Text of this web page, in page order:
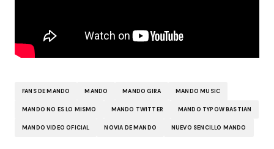
FANS DE MANDO MANDO MANDO GIRA MANDO MUSIC
MANDO NO ES LO MISMO MANDO TWITTER MANDO TYPOW BASTIAN
MANDO VIDEO OFICIAL NOVIA DE MANDO NUEVO SENCILLO MANDO